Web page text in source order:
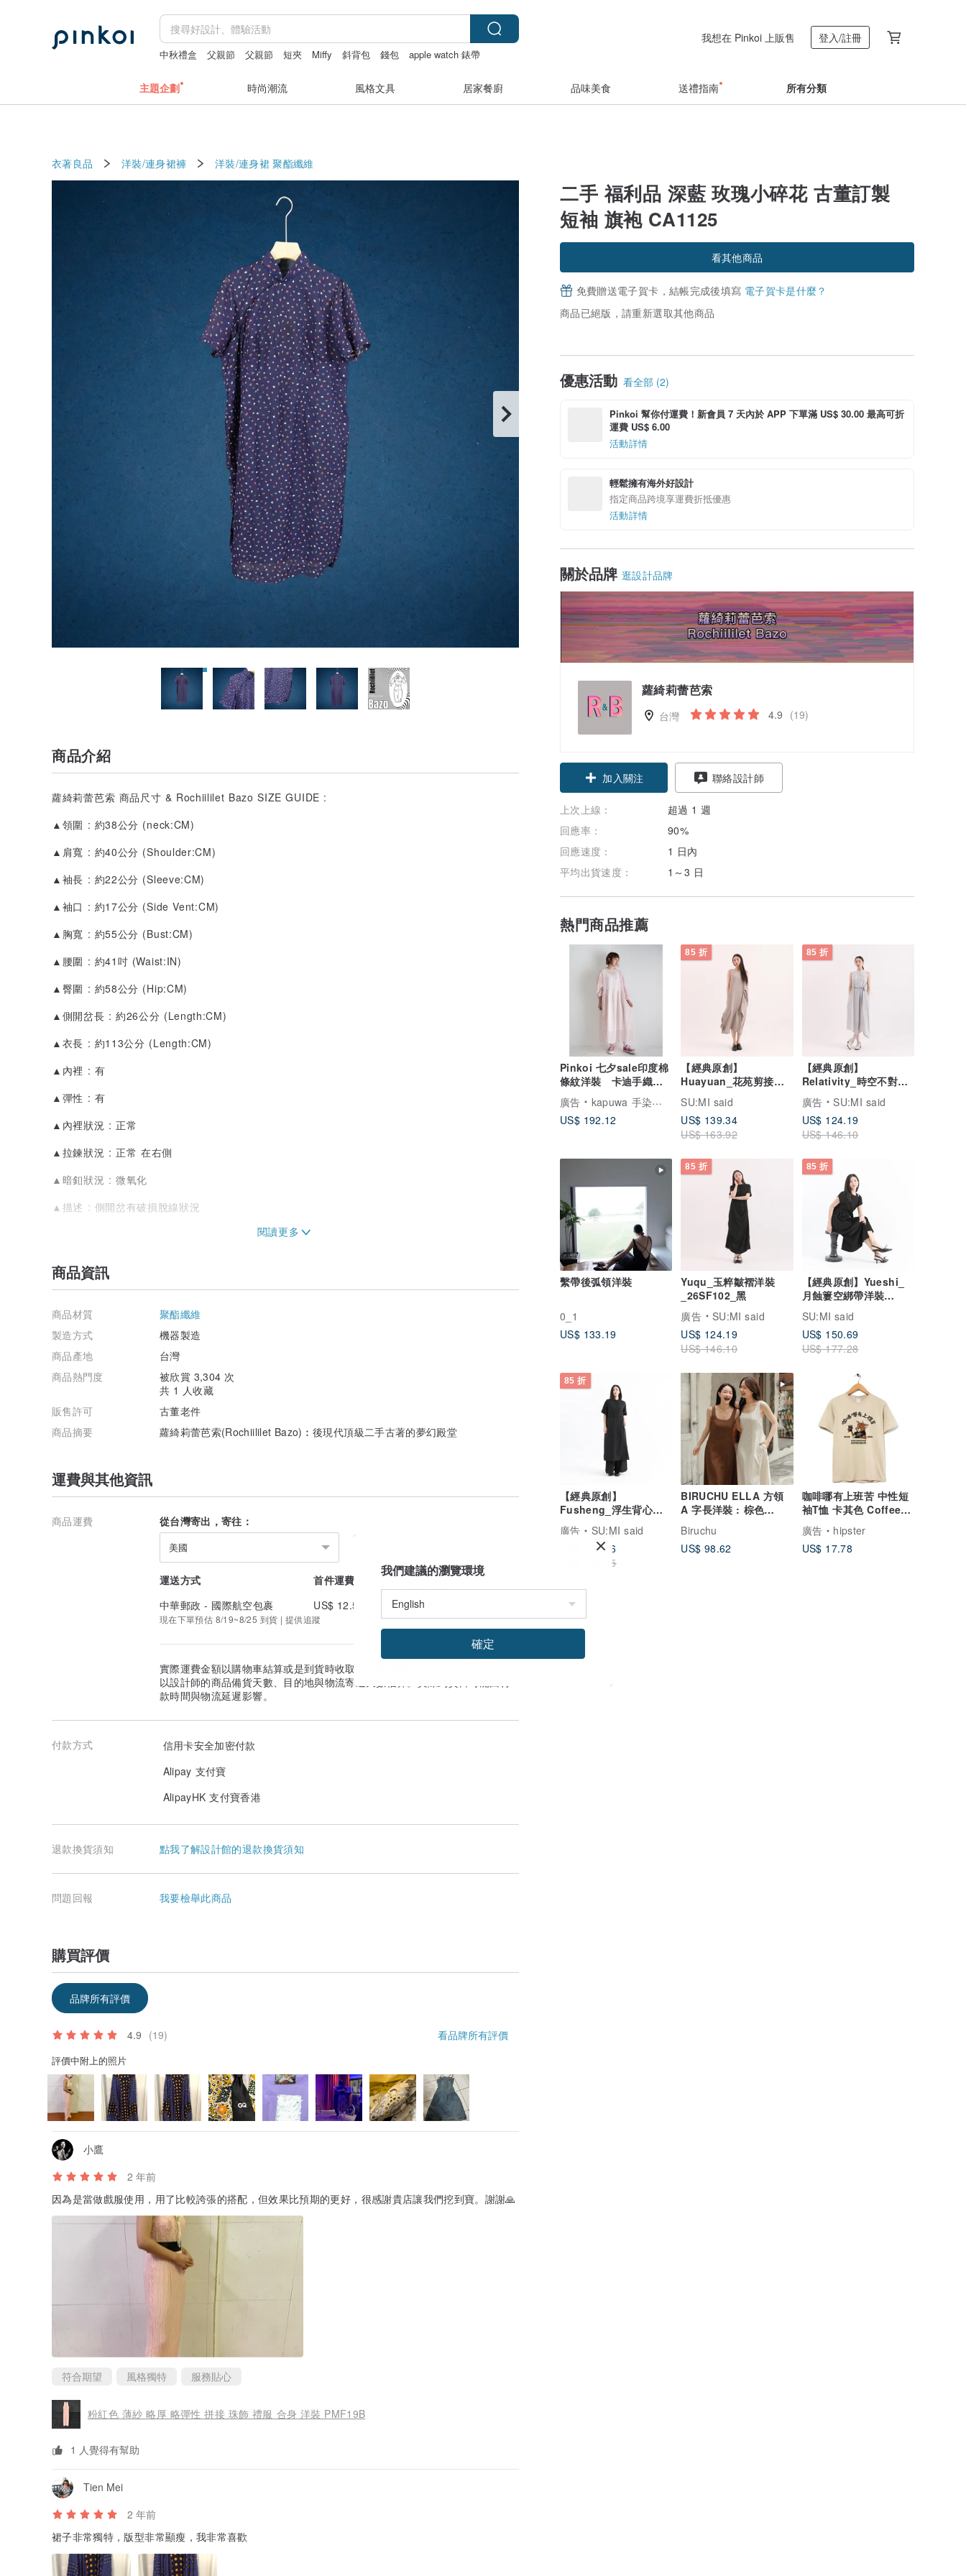
中秋禮盒 父親節 父親節 短夾 Miffy 斜背包 錢包 apple watch 錶帶
我想在 Pinkoi 上販售 登入/註冊
主題企劃 時尚潮流 風格文具 居家餐廚 品味美食 送禮指南 所有分類
衣著良品 洋裝/連身裙褲 洋裝/連身裙 聚酯纖維
二手 福利品 深藍 玫瑰小碎花 古董訂製
短袖 旗袍 CA1125
看其他商品
免費贈送電子賀卡，結帳完成後填寫 電子賀卡是什麼？
商品已絕版，請重新選取其他商品
優惠活動 看全部 (2)
Pinkoi 幫你付運費！新會員 7 天內於 APP 下單滿 US$ 30.00 最高可折
運費 US$ 6.00
活動詳情
輕鬆擁有海外好設計
指定商品跨境享運費折抵優惠
活動詳情
關於品牌 逛設計品牌
蘿綺莉蕾芭索
台灣 4.9 (19)
加入關注 聯絡設計師
上次上線：
超過 1 週
回應率：
90%
回應速度：
1 日內
平均出貨速度：
1～3 日
熱門商品推薦
Pinkoi 七夕sale印度棉
條紋洋裝 卡迪手織木
版印花 七分袖顯瘦連
廣告
kapuwa 手染布語
US$ 192.12
85 折
【經典原創】
Huayuan_花苑剪接洋
SU:MI said
US$ 139.34
US$ 163.92
85 折
【經典原創】
Relativity_時空不對稱
洋裝_CLD002_淺藍
廣告
SU:MI said
US$ 124.19
US$ 146.10
繫帶後弧領洋裝
0_1
US$ 133.19
85 折
Yuqu_玉粹皺褶洋裝
_26SF102_黑
廣告
SU:MI said
US$ 124.19
US$ 146.10
85 折
【經典原創】Yueshi_
月蝕簍空綁帶洋裝
_CLD027_黑
SU:MI said
US$ 150.69
US$ 177.28
85 折
【經典原創】
Fusheng_浮生背心式
洋裝_CLD030_黑
廣告
SU:MI said
US$ 162.06
US$ 190.65
BIRUCHU ELLA 方領
A 字長洋裝 : 棕色
Brown / 白色 White
Biruchu
US$ 98.62
咖啡哪有上班苦 中性短
袖T恤 卡其色 Coffee禮
物工作職場快速出貨
廣告
hipster
US$ 17.78
商品介紹
蘿綺莉蕾芭索 商品尺寸 & Rochiililet Bazo SIZE GUIDE :
▲領圍 : 約38公分 (neck:CM)
▲肩寬 : 約40公分 (Shoulder:CM)
▲袖長 : 約22公分 (Sleeve:CM)
▲袖口 : 約17公分 (Side Vent:CM)
▲胸寬 : 約55公分 (Bust:CM)
▲腰圍 : 約41吋 (Waist:IN)
▲臀圍 : 約58公分 (Hip:CM)
▲側開岔長 : 約26公分 (Length:CM)
▲衣長 : 約113公分 (Length:CM)
▲內裡 : 有
▲彈性 : 有
▲內裡狀況 : 正常
▲拉鍊狀況 : 正常 在右側
▲暗釦狀況 : 微氧化
▲描述 : 側開岔有破損脫線狀況
▲建議尺碼 :
XS/EU34/UK6/US2
S/EU36/UK8/US4
M/EU38/UK10/US6
XL/EU42/UK14/US10
★ 二手商品或許部分有老化磨損或小缺陷，若能接受再下單。
★ 商品色彩呈現或許會有些許色差，若有疑慮，可先洽客服詢問。
★ 商品上架前皆經過專業清洗與整理，外觀若有超過1CM的瑕疵，我們都會在商品介紹中詳述。
商品資訊
商品材質
聚酯纖維
製造方式
機器製造
商品產地
台灣
商品熱門度
被欣賞 3,304 次
共 1 人收藏
販售許可
古董老件
商品摘要
蘿綺莉蕾芭索(Rochiililet Bazo)︰後現代頂級二手古著的夢幻殿堂
運費與其他資訊
商品運費 從台灣寄出，寄往：
美國
運送方式 首件運費
續件加收
中華郵政 - 國際航空包裹
US$ 12.54 US$ 2.48
現在下單預估 8/19~8/25 到貨 | 提供追蹤
實際運費金額以購物車結算或是到貨時收取的金額為準。
以設計師的商品備貨天數、目的地與物流寄送天數估算。實際到貨日可能因付
款時間與物流延遲影響。
付款方式
信用卡安全加密付款
Alipay 支付寶
AlipayHK 支付寶香港
退款換貨須知 點我了解設計館的退款換貨須知
問題回報 我要檢舉此商品
購買評價
品牌所有評價
4.9 (19) 看品牌所有評價
評價中附上的照片
小鷹
2 年前
因為是當做戲服使用，用了比較誇張的搭配，但效果比預期的更好，很感謝貴店讓我們挖到寶。謝謝🙏
符合期望 風格獨特 服務貼心
粉紅色 薄紗 略厚 略彈性 拼接 珠飾 禮服 合身 洋裝 PMF19B
1 人覺得有幫助
Tien Mei
2 年前
裙子非常獨特，版型非常顯瘦，我非常喜歡
我們建議的瀏覽環境
確定